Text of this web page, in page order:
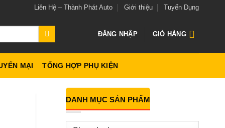
Liên Hệ – Thành Phát Auto Giới thiệu Tuyển Dụng
ĐĂNG NHẬP GIỎ HÀNG
MẠI TỔNG HỢP PHỤ KIỆN
DANH MỤC SẢN PHẨM